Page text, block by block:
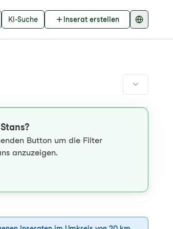
KI-Suche Inserat erstellen
Button um die Filter
anzuzeigen.